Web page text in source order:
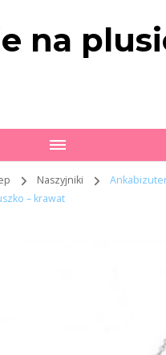
na
Naszyjniki
– krawat